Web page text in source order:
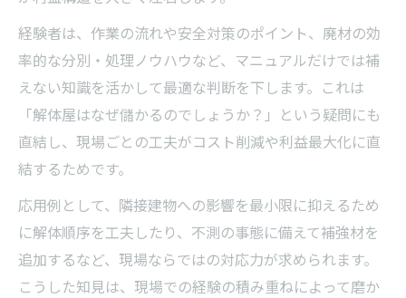
経験者は、作業の流れや安全対策のポイント、廃材の効
率的な分別・処理ノウハウなど、マニュアルだけでは補
えない知識を活かして最適な判断を下します。これは
「解体屋はなぜ儲かるのでしょうか？」という疑問にも
直結し、現場ごとの工夫がコスト削減や利益最大化に直
結するためです。
応用例として、隣接建物への影響を最小限に抑えるため
に解体順序を工夫したり、不測の事態に備えて補強材を
追加するなど、現場ならではの対応力が求められます。
こうした知見は、現場での経験の積み重ねによって磨か